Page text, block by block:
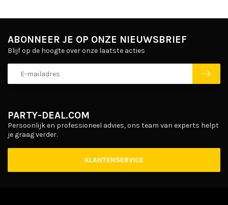
PARTY-DEAL.COM
Persoonlijk en professioneel advies, ons team van experts helpt
je graag verder.
KLANTENSERVICE
ABONNEER JE OP ONZE NIEUWSBRIEF
Blijf op de hoogte over onze laatste acties